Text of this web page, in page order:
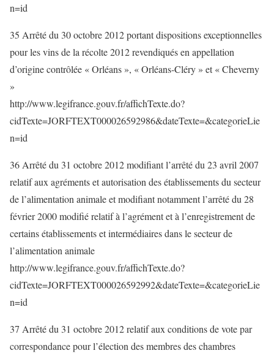
n=id
35 Arrêté du 30 octobre 2012 portant dispositions exceptionnelles
pour les vins de la récolte 2012 revendiqués en appellation
d’origine contrôlée « Orléans », « Orléans-Cléry » et « Cheverny
»
http://www.legifrance.gouv.fr/affichTexte.do?
cidTexte=JORFTEXT000026592986&dateTexte=&categorieLie
n=id
36 Arrêté du 31 octobre 2012 modifiant l’arrêté du 23 avril 2007
relatif aux agréments et autorisation des établissements du secteur
de l’alimentation animale et modifiant notamment l’arrêté du 28
février 2000 modifié relatif à l’agrément et à l’enregistrement de
certains établissements et intermédiaires dans le secteur de
l’alimentation animale
http://www.legifrance.gouv.fr/affichTexte.do?
cidTexte=JORFTEXT000026592992&dateTexte=&categorieLie
n=id
37 Arrêté du 31 octobre 2012 relatif aux conditions de vote par
correspondance pour l’élection des membres des chambres